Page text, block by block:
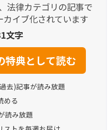
法律カテゴリの記事で
イブ化されています
文字
去)記事が読み放題
める
読み放題